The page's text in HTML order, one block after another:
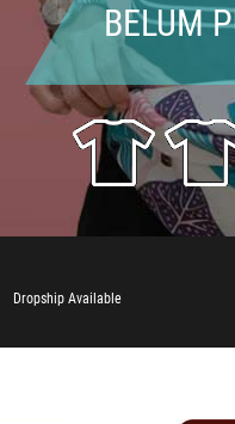
BELUM
Dropship Available